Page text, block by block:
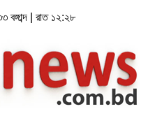
| রাত ১২:২৮